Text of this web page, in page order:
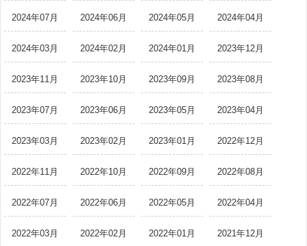
2024年07月 2024年06月 2024年05月 2024年04月
2024年03月 2024年02月 2024年01月 2023年12月
2023年11月 2023年10月 2023年09月 2023年08月
2023年07月 2023年06月 2023年05月 2023年04月
2023年03月 2023年02月 2023年01月 2022年12月
2022年11月 2022年10月 2022年09月 2022年08月
2022年07月 2022年06月 2022年05月 2022年04月
2022年03月 2022年02月 2022年01月 2021年12月